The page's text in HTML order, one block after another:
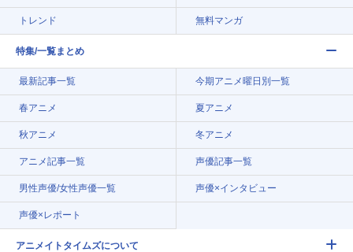
トレンド 無料マンガ
特集/一覧まとめ
最新記事一覧 今期アニメ曜日別一覧
春アニメ 夏アニメ
秋アニメ 冬アニメ
アニメ記事一覧 声優記事一覧
男性声優/女性声優一覧 声優×インタビュー
声優×レポート
アニメイトタイムズについて